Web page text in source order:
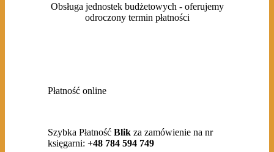
Obsługa jednostek budżetowych - oferujemy
odroczony termin płatności
Płatność online
Szybka Płatność Blik za zamówienie na nr
księgarni: +48 784 594 749